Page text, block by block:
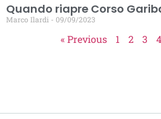
Quando riapre Corso
Marco Ilardi 09/09/2023
« Previous 1 2 3 4